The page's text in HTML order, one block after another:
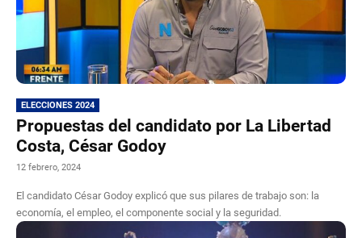
ELECCIONES 2024
Propuestas del candidato por La Libertad
Costa, César Godoy
12 febrero, 2024
El candidato César Godoy explicó que sus pilares de trabajo son: la
economía, el empleo, el componente social y la seguridad.